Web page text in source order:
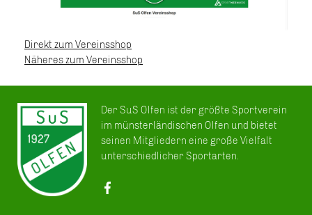
Direkt zum Vereinsshop
Näheres zum Vereinsshop
Der SuS Olfen ist der größte Sportverein
im münsterländischen Olfen und bietet
seinen Mitgliedern eine große Vielfalt
unterschiedlicher Sportarten.